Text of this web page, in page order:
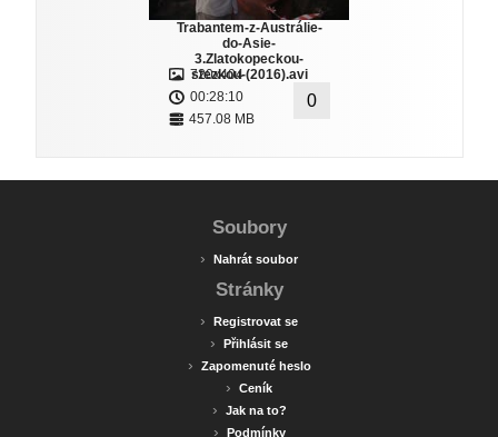
Trabantem-z-Austrálie-
do-Asie-
3.Zlatokopeckou-
stezkou-(2016).avi
720x404
00:28:10
457.08 MB
0
Soubory
› Nahrát soubor
Stránky
› Registrovat se
› Přihlásit se
› Zapomenuté heslo
› Ceník
› Jak na to?
› Podmínky